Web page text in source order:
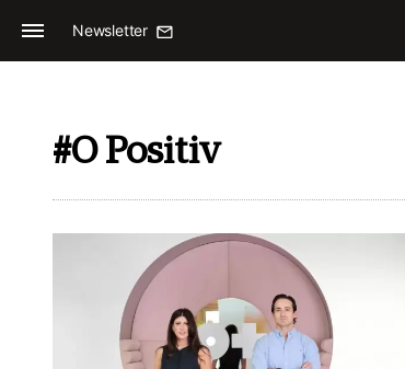
Newsletter
#O Positiv